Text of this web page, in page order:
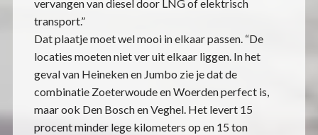
vervangen van diesel door LNG of elektrisch
transport.”
Dat plaatje moet wel mooi in elkaar passen. “De
locaties moeten niet ver uit elkaar liggen. In het
geval van Heineken en Jumbo zie je dat de
combinatie Zoeterwoude en Woerden perfect is,
maar ook Den Bosch en Veghel. Het levert 15
procent minder lege kilometers op en 15 ton